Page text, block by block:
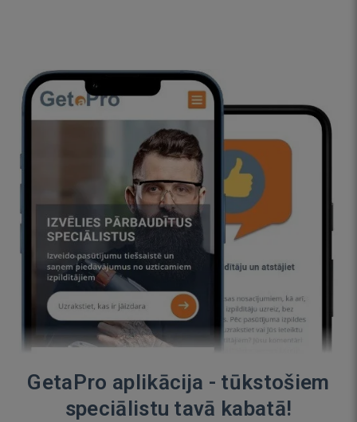
GetaPro aplikācija - tūkstošiem
speciālistu tavā kabatā!